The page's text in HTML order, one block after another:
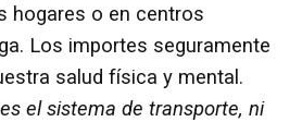
hogares o en centros
Los importes seguramente
salud física y mental.
es el sistema de transporte, ni